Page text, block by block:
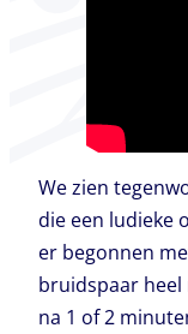
We zien
die een ludieke
er begonnen
bruidspaar heel
na 1 of 2